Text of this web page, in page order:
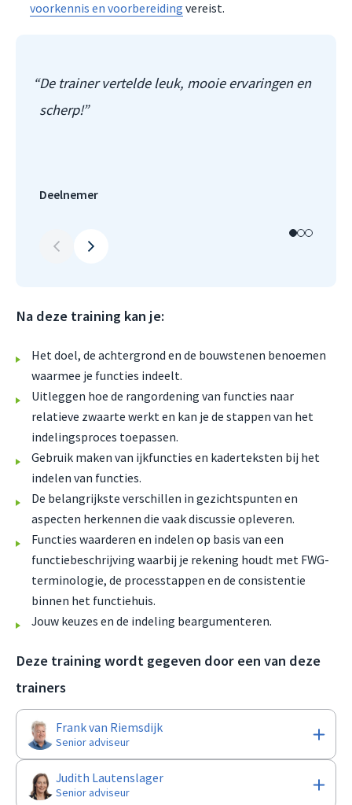
voorkennis en voorbereiding vereist.
De trainer vertelde leuk, mooie ervaringen en
scherp!
Deelnemer
Na deze training kan je:
Het doel, de achtergrond en de bouwstenen benoemen
waarmee je functies indeelt.
Uitleggen hoe de rangordening van functies naar
relatieve zwaarte werkt en kan je de stappen van het
indelingsproces toepassen.
Gebruik maken van ijkfuncties en kaderteksten bij het
indelen van functies.
De belangrijkste verschillen in gezichtspunten en
aspecten herkennen die vaak discussie opleveren.
Functies waarderen en indelen op basis van een
functiebeschrijving waarbij je rekening houdt met FWG-
terminologie, de processtappen en de consistentie
binnen het functiehuis.
Jouw keuzes en de indeling beargumenteren.
Deze training wordt gegeven door een van deze
trainers
Frank van Riemsdijk
Senior adviseur
Judith Lautenslager
Senior adviseur